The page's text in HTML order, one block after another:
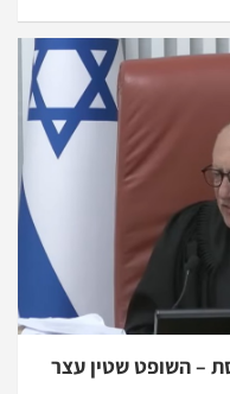
– השופט שטין עצר